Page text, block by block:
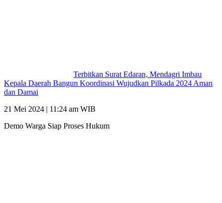
Terbitkan Surat Edaran, Mendagri Imbau
Kepala Daerah Bangun Koordinasi Wujudkan Pilkada 2024 Aman
dan Damai
21 Mei 2024 | 11:24 am WIB
Demo Warga Siap Proses Hukum